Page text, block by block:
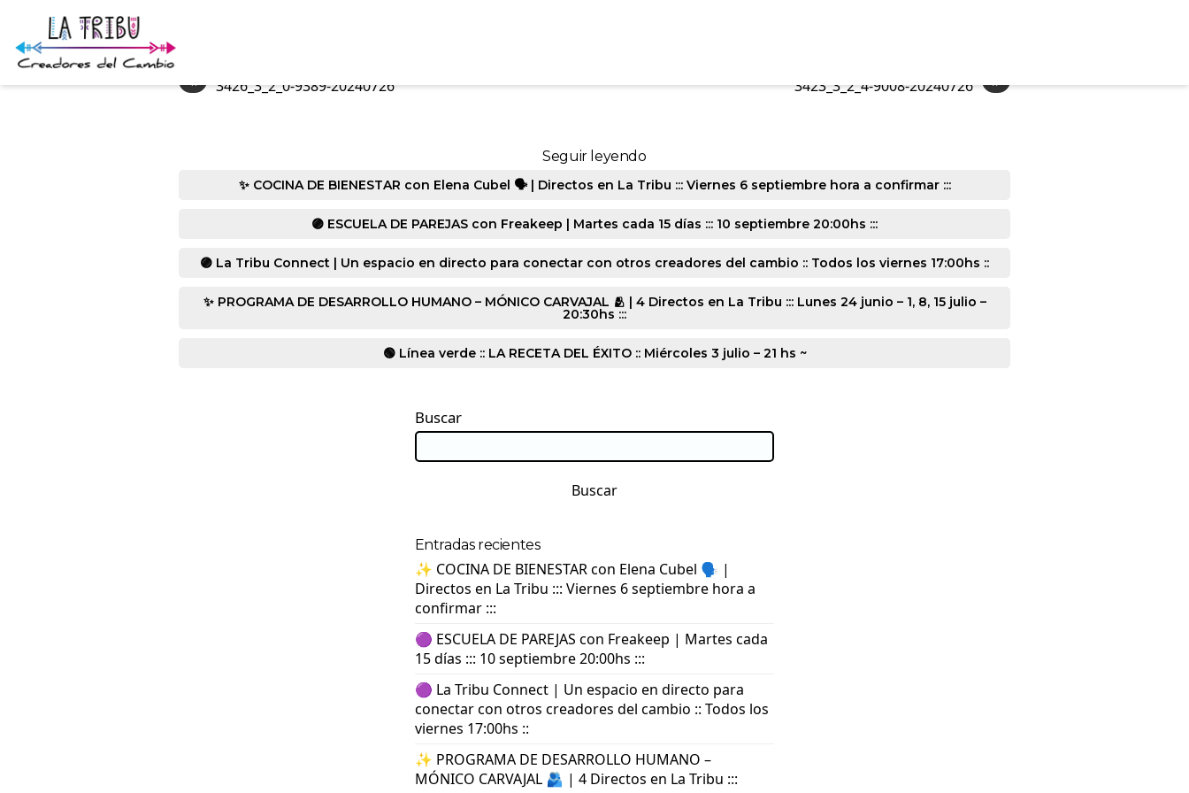
« 3426_3_2_0-9389-20240726 »
3423_3_2_4-9008-20240726
Seguir leyendo
✨ COCINA DE BIENESTAR con Elena Cubel 🗣️ | Directos en La Tribu ::: Viernes 6 septiembre hora a confirmar :::
🟣 ESCUELA DE PAREJAS con Freakeep | Martes cada 15 días ::: 10 septiembre 20:00hs :::
🟣 La Tribu Connect | Un espacio en directo para conectar con otros creadores del cambio :: Todos los viernes 17:00hs ::
✨ PROGRAMA DE DESARROLLO HUMANO – MÓNICO CARVAJAL 🫂 | 4 Directos en La Tribu ::: Lunes 24 junio – 1, 8, 15 julio –
20:30hs :::
🟢 Línea verde :: LA RECETA DEL ÉXITO :: Miércoles 3 julio – 21 hs ~
Buscar
Buscar
Entradas recientes
✨ COCINA DE BIENESTAR con Elena Cubel 🗣️ |
Directos en La Tribu ::: Viernes 6 septiembre hora a
confirmar :::
🟣 ESCUELA DE PAREJAS con Freakeep | Martes cada
15 días ::: 10 septiembre 20:00hs :::
🟣 La Tribu Connect | Un espacio en directo para
conectar con otros creadores del cambio :: Todos los
viernes 17:00hs ::
✨ PROGRAMA DE DESARROLLO HUMANO –
MÓNICO CARVAJAL 🫂 | 4 Directos en La Tribu :::